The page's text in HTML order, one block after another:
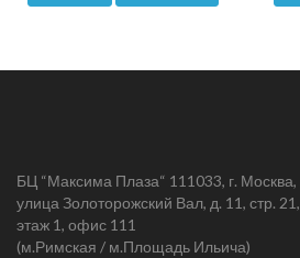
БЦ “Максима Плаза“ 111033, г. Москва,
улица Золоторожский Вал, д. 11, стр. 21,
этаж 1, офис 111
(м.Римская / м.Площадь Ильича)